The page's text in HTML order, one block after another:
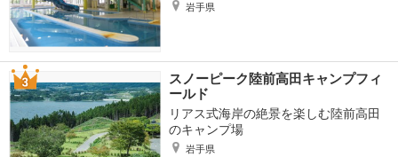
岩手県
スノーピーク陸前高田キャンプフィ
ールド
リアス式海岸の絶景を楽しむ陸前高田
のキャンプ場
岩手県